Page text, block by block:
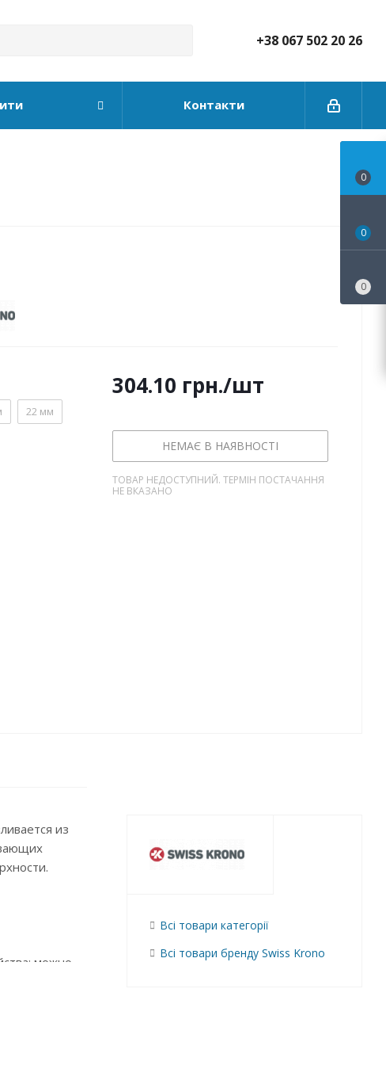
+38 067 502 20 26
Контакти
22 мм
304.10 грн./шт
НЕМАЄ В НАЯВНОСТІ
ТОВАР НЕДОСТУПНИЙ. ТЕРМІН ПОСТАЧАННЯ
НЕ ВКАЗАНО
из
можно
Всі товари категорії
Всі товари бренду Swiss Krono
0
0
0